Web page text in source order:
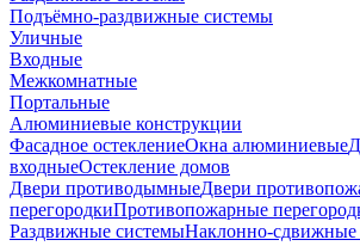
Подъёмно-раздвижные системы
Уличные
Входные
Межкомнатные
Портальные
Алюминиевые конструкции
Фасадное остеклениеОкна алюминиевые
входныеОстекление домов
Двери противодымныеДвери
перегородкиПротивопожарные
Раздвижные системыНаклонно-сдвижные